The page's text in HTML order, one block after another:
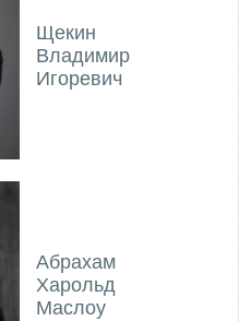
Щекин
Владимир
Игоревич
Абрахам
Харольд
Маслоу